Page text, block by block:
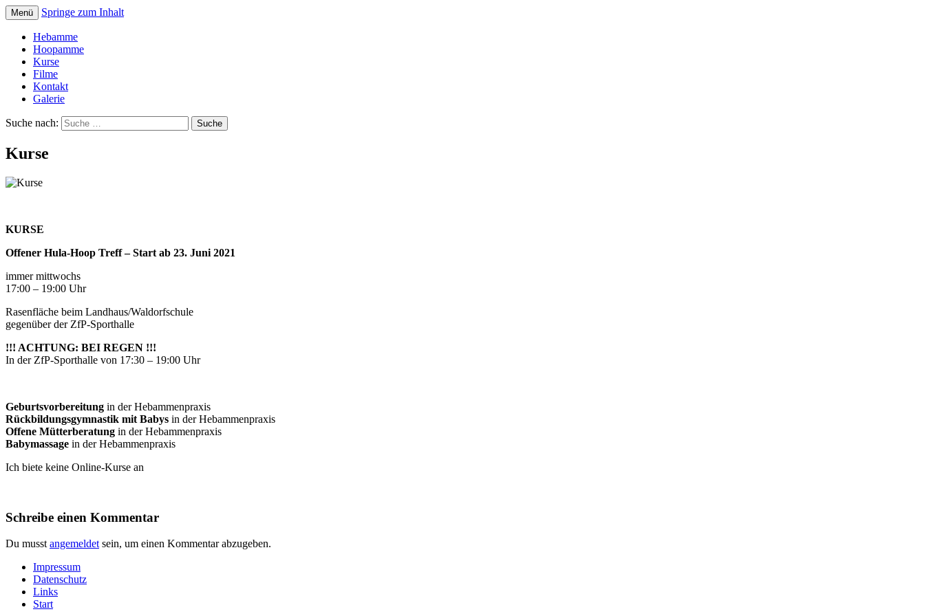
hoopamme
Menü Springe zum Inhalt
Hebamme
Hoopamme
Kurse
Filme
Kontakt
Galerie
Suche nach:
Kurse
KURSE
Offener Hula-Hoop Treff – Start ab 23. Juni 2021
immer mittwochs
17:00 – 19:00 Uhr
Rasenfläche beim Landhaus/Waldorfschule
gegenüber der ZfP-Sporthalle
!!! ACHTUNG: BEI REGEN !!!
In der ZfP-Sporthalle von 17:30 – 19:00 Uhr
Geburtsvorbereitung in der Hebammenpraxis
Rückbildungsgymnastik mit Babys in der Hebammenpraxis
Offene Mütterberatung in der Hebammenpraxis
Babymassage in der Hebammenpraxis
Ich biete keine Online-Kurse an
Schreibe einen Kommentar
Du musst angemeldet sein, um einen Kommentar abzugeben.
Impressum
Datenschutz
Links
Start